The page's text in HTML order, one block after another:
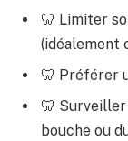
🦷 Limiter
(idéalement
🦷 Préférer
🦷
bouche ou